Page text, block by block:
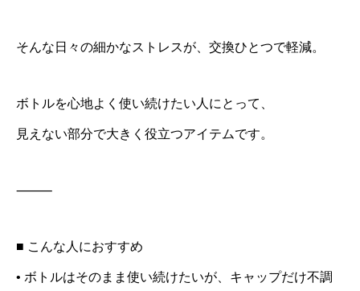
そんな日々の細かなストレスが、交換ひとつで軽減。
ボトルを心地よく使い続けたい人にとって、
見えない部分で大きく役立つアイテムです。
⸻
■ こんな人におすすめ
• ボトルはそのまま使い続けたいが、キャップだけ不調